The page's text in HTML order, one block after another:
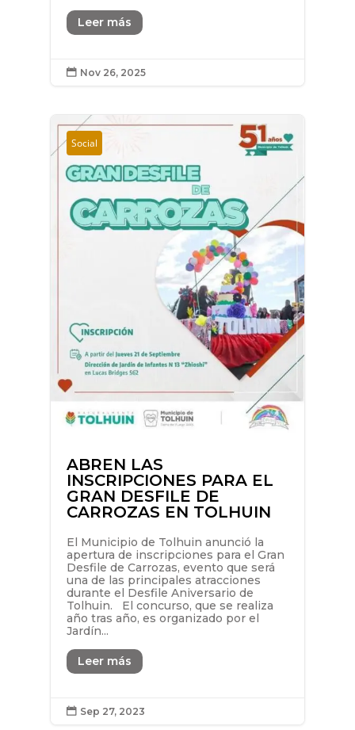
Leer más
 Nov 26, 2025
Social
ABREN LAS
INSCRIPCIONES PARA EL
GRAN DESFILE DE
CARROZAS EN TOLHUIN
El Municipio de Tolhuin anunció la
apertura de inscripciones para el Gran
Desfile de Carrozas, evento que será
una de las principales atracciones
durante el Desfile Aniversario de
Tolhuin. El concurso, que se realiza
año tras año, es organizado por el
Jardín...
Leer más
 Sep 27, 2023